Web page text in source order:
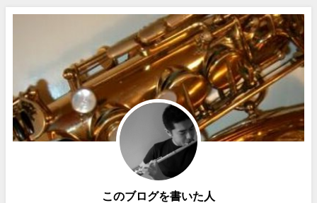
このブログを書いた人